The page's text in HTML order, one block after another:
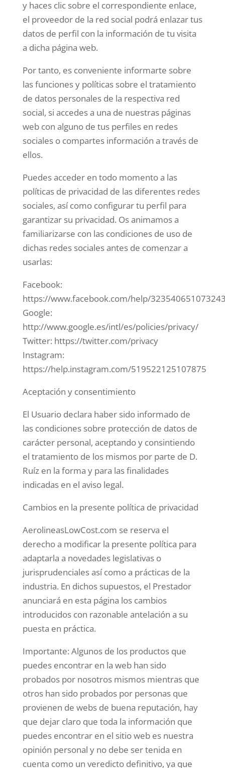
y haces clic sobre el correspondiente enlace,
el proveedor de la red social podrá enlazar tus
datos de perfil con la información de tu visita
a dicha página web.
Por tanto, es conveniente informarte sobre
las funciones y políticas sobre el tratamiento
de datos personales de la respectiva red
social, si accedes a una de nuestras páginas
web con alguno de tus perfiles en redes
sociales o compartes información a través de
ellos.
Puedes acceder en todo momento a las
políticas de privacidad de las diferentes redes
sociales, así como configurar tu perfil para
garantizar su privacidad. Os animamos a
familiarizarse con las condiciones de uso de
dichas redes sociales antes de comenzar a
usarlas:
Facebook:
https://www.facebook.com/help/
Google:
http://www.google.es/intl/es/policies/privacy/
Twitter: https://twitter.com/privacy
Instagram:
https://help.instagram.com/519522125107875
Aceptación y consentimiento
El Usuario declara haber sido informado de
las condiciones sobre protección de datos de
carácter personal, aceptando y consintiendo
el tratamiento de los mismos por parte de D.
Ruíz en la forma y para las finalidades
indicadas en el aviso legal.
Cambios en la presente política de privacidad
AerolineasLowCost.com se reserva el
derecho a modificar la presente política para
adaptarla a novedades legislativas o
jurisprudenciales así como a prácticas de la
industria. En dichos supuestos, el Prestador
anunciará en esta página los cambios
introducidos con razonable antelación a su
puesta en práctica.
Importante: Algunos de los productos que
puedes encontrar en la web han sido
probados por nosotros mismos mientras que
otros han sido probados por personas que
provienen de webs de buena reputación, hay
que dejar claro que toda la información que
puedes encontrar en el sitio web es nuestra
opinión personal y no debe ser tenida en
cuenta como un veredicto definitivo, ya que